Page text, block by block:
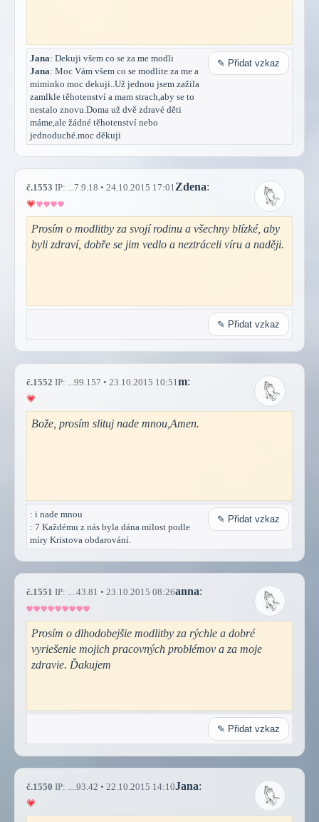
Jana: Dekuji všem co se za me modli
Jana: Moc Vám všem co se modlite za me a
miminko moc dekuji..Už jednou jsem zažila
zamlkle těhotenství a mam strach,aby se to
nestalo znovu.Doma už dvě zdravé děti
máme,ale žádné těhotenství nebo
jednoduché.moc děkuji
✎ Přidat vzkaz
č.1553 IP: ...7.9.18 • 24.10.2015 17:01 Zdena:
Prosím o modlitby za svojí rodinu a všechny blízké, aby
byli zdraví, dobře se jim vedlo a neztráceli víru a naději.
✎ Přidat vzkaz
č.1552 IP: ...99.157 • 23.10.2015 10:51 m:
Bože, prosím slituj nade mnou,Amen.
: i nade mnou
: 7 Každému z nás byla dána milost podle
míry Kristova obdarování.
✎ Přidat vzkaz
č.1551 IP: ....43.81 • 23.10.2015 08:26anna:
Prosím o dlhodobejšie modlitby za rýchle a dobré
vyriešenie mojich pracovných problémov a za moje
zdravie. Ďakujem
✎ Přidat vzkaz
č.1550 IP: ....93.42 • 22.10.2015 14:10Jana: